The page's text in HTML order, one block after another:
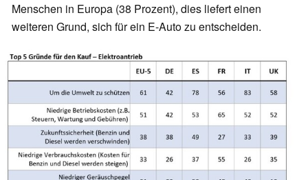
Menschen in Europa (38 Prozent), dies liefert einen
weiteren Grund, sich für ein E-Auto zu entscheiden.